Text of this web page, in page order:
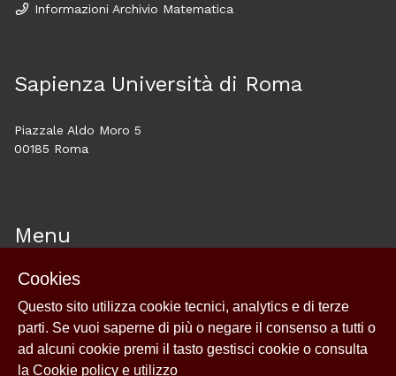
Informazioni Archivio Matematica
Sapienza Università di Roma
Piazzale Aldo Moro 5
00185 Roma
Menu
Home
About
Esplora
News
Cookies
Questo sito utilizza cookie tecnici, analytics e di terze
parti. Se vuoi saperne di più o negare il consenso a tutti o
ad alcuni cookie premi il tasto gestisci cookie o consulta
la Cookie policy e utilizzo